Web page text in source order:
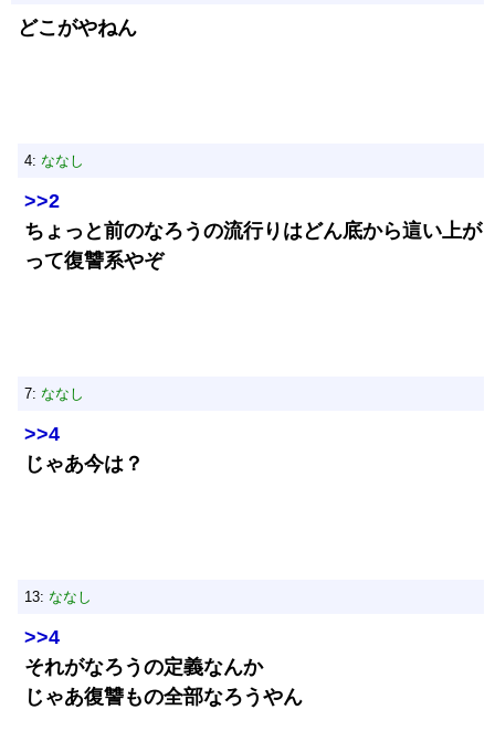
どこがやねん
4: ななし
>>2
ちょっと前のなろうの流行りはどん底から這い上が
って復讐系やぞ
7: ななし
>>4
じゃあ今は？
13: ななし
>>4
それがなろうの定義なんか
じゃあ復讐もの全部なろうやん